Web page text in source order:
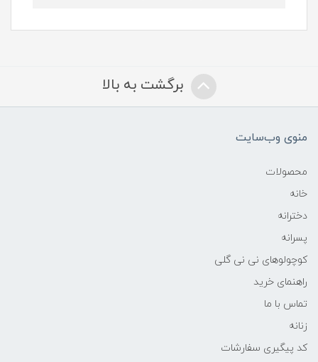
برگشت به بالا
منوی وب‌سایت
محصولات
خانه
دخترانه
پسرانه
کوچولوهای نی نی گلی
راهنمای خرید
تماس با ما
زنانه
کد پیگیری سفارشات